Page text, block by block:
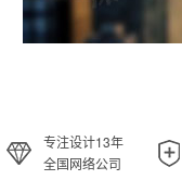
专注设计13年
全国网络公司